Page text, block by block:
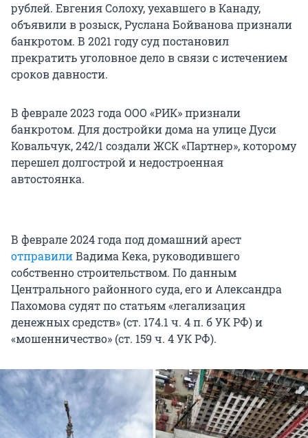
рублей. Евгения Солоху, уехавшего в Канаду,
объявили в розыск, Руслана Бойванова признали
банкротом. В 2021 году суд постановил
прекратить уголовное дело в связи с истечением
сроков давности.
В феврале 2023 года ООО «РИК» признали
банкротом. Для достройки дома на улице Дуси
Ковальчук, 242/1 создали ЖСК «Партнер», которому
перешел долгострой и недостроенная
автостоянка.
В феврале 2024 года под домашний арест
отправилиВадима Кека, руководившего
собственно строительством. По данным
Центрального районного суда, его и Александра
Пахомова судят по статьям «легализация
денежных средств» (ст. 174.1 ч. 4 п. б УК РФ) и
«мошенничество» (ст. 159 ч. 4 УК РФ).